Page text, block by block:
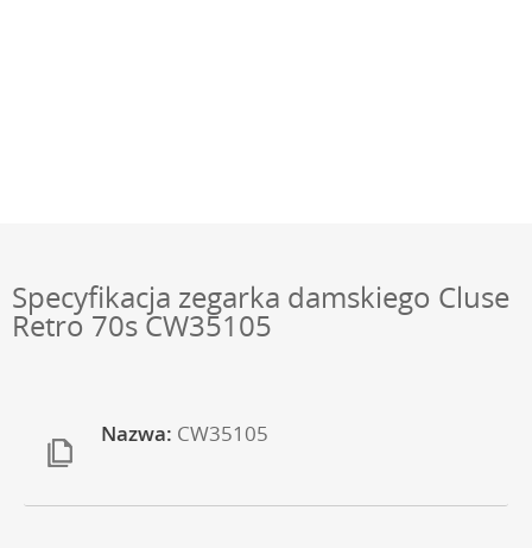
Specyfikacja zegarka damskiego Cluse
Retro 70s CW35105
Nazwa: CW35105